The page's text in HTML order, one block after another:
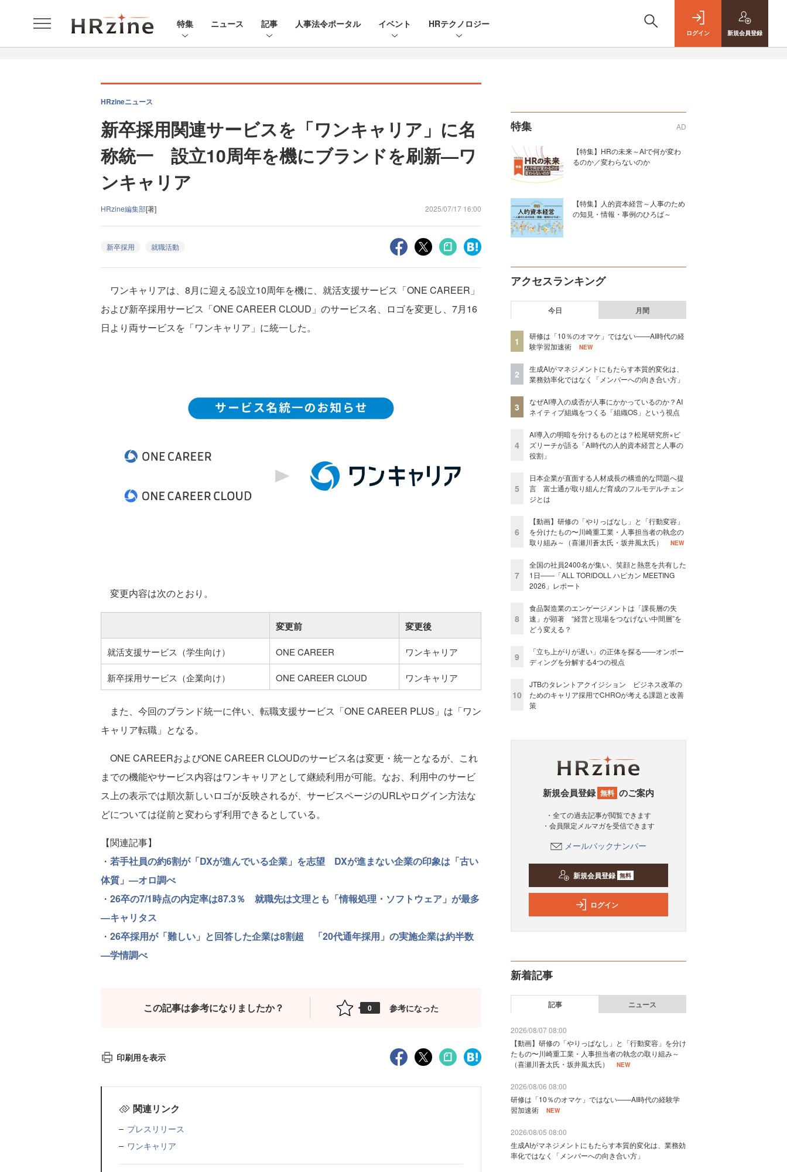
特集 ニュース 記事 人事法令ポータル イベント HRテクノロジー
ログイン 新規会員登録
HRzineニュース
新卒採用関連サービスを「ワンキャリア」に名
称統一 設立10周年を機にブランドを刷新—ワ
ンキャリア
HRzine編集部[著] 2025/07/17 16:00
新卒採用 就職活動
ワンキャリアは、8月に迎える設立10周年を機に、就活支援サービス「ONE CAREER」
および新卒採用サービス「ONE CAREER CLOUD」のサービス名、ロゴを変更し、7月16
日より両サービスを「ワンキャリア」に統一した。
変更内容は次のとおり。
変更前 変更後
就活支援サービス（学生向け） ONE CAREER ワンキャリア
新卒採用サービス（企業向け） ONE CAREER CLOUD ワンキャリア
また、今回のブランド統一に伴い、転職支援サービス「ONE CAREER PLUS」は「ワン
キャリア転職」となる。
ONE CAREERおよびONE CAREER CLOUDのサービス名は変更・統一となるが、これ
までの機能やサービス内容はワンキャリアとして継続利用が可能。なお、利用中のサービ
ス上の表示では順次新しいロゴが反映されるが、サービスページのURLやログイン方法な
どについては従前と変わらず利用できるとしている。
【関連記事】
・ 若手社員の約6割が「DXが進んでいる企業」を志望 DXが進まない企業の印象は「古い
体質」—オロ調べ
・ 26卒の7/1時点の内定率は87.3％ 就職先は文理とも「情報処理・ソフトウェア」が最多
—キャリタス
・ 26卒採用が「難しい」と回答した企業は8割超 「20代通年採用」の実施企業は約半数
—学情調べ
この記事は参考になりましたか？ 0 参考になった
印刷用を表示
関連リンク
プレスリリース
ワンキャリア
特集 AD
【特集】HRの未来～AIで何が変わ
るのか／変わらないのか
【特集】人的資本経営～人事のため
の知見・情報・事例のひろば～
アクセスランキング
今日 月間
1
研修は「10％のオマケ」ではない——AI時代の経
験学習加速術
NEW
2
生成AIがマネジメントにもたらす本質的変化は、
業務効率化ではなく「メンバーへの向き合い方」
3
なぜAI導入の成否が人事にかかっているのか？AI
ネイティブ組織をつくる「組織OS」という視点
4
AI導入の明暗を分けるものとは？松尾研究所×ビ
ズリーチが語る「AI時代の人的資本経営と人事の
役割」
5
日本企業が直面する人材成長の構造的な問題へ提
言 富士通が取り組んだ育成のフルモデルチェン
ジとは
6
【動画】研修の「やりっぱなし」と「行動変容」
を分けたもの〜川崎重工業・人事担当者の執念の
取り組み～（喜瀬川蒼太氏・坂井風太氏）
NEW
7
全国の社員2400名が集い、笑顔と熱意を共有した
1日――「ALL TORIDOLL ハピカン MEETING
2026」レポート
8
食品製造業のエンゲージメントは「課長層の失
速」が顕著 “経営と現場をつなげない中間層”を
どう変える？
9
「立ち上がりが遅い」の正体を探る——オンボー
ディングを分解する4つの視点
10
JTBのタレントアクイジション ビジネス改革の
ためのキャリア採用でCHROが考える課題と改善
策
新規会員登録 無料 のご案内
・全ての過去記事が閲覧できます
・会員限定メルマガを受信できます
メールバックナンバー
新規会員登録 無料
ログイン
新着記事
記事 ニュース
2026/08/07 08:00
【動画】研修の「やりっぱなし」と「行動変容」を分け
たもの〜川崎重工業・人事担当者の執念の取り組み～
（喜瀬川蒼太氏・坂井風太氏）
NEW
2026/08/06 08:00
研修は「10％のオマケ」ではない——AI時代の経験学
習加速術
NEW
2026/08/05 08:00
生成AIがマネジメントにもたらす本質的変化は、業務効
率化ではなく「メンバーへの向き合い方」